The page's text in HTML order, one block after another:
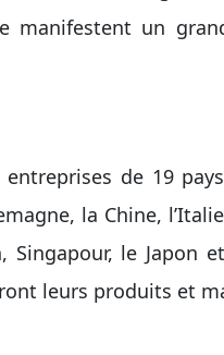
manifestent un
de 19
la Chine,
Singapour, le Japon
leurs produits et